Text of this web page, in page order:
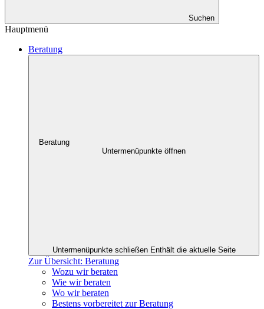
Suchen
Hauptmenü
Beratung
Beratung
Untermenüpunkte öffnen
Untermenüpunkte schließen Enthält die aktuelle Seite
Zur Übersicht: Beratung
Wozu wir beraten
Wie wir beraten
Wo wir beraten
Bestens vorbereitet zur Beratung